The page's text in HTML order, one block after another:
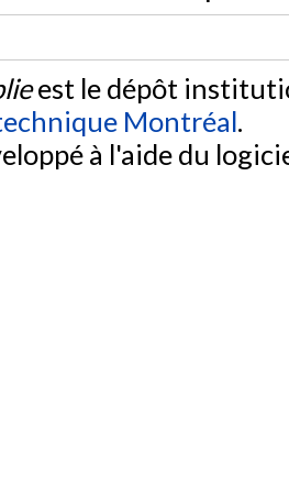
est le dépôt
Montréal.
à l'aide du